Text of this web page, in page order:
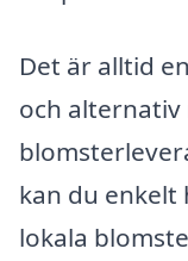
Det är alltid
och alternativ
kan du
lokala